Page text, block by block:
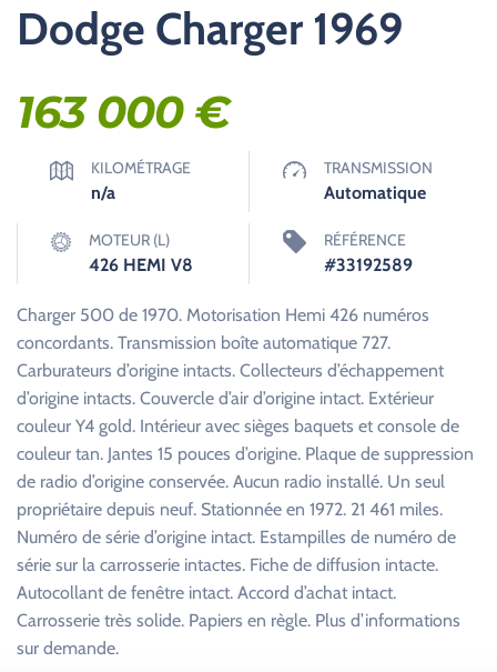
Dodge Charger 1969
163 000€
KILOMÉTRAGE
n/a
TRANSMISSION
Automatique
MOTEUR (L)
426 HEMI V8
RÉFÉRENCE
#33192589
Charger 500 de 1970. Motorisation Hemi 426 numéros
concordants. Transmission boîte automatique 727.
Carburateurs d’origine intacts. Collecteurs d’échappement
d’origine intacts. Couvercle d’air d’origine intact. Extérieur
couleur Y4 gold. Intérieur avec sièges baquets et console de
couleur tan. Jantes 15 pouces d’origine. Plaque de suppression
de radio d’origine conservée. Aucun radio installé. Un seul
propriétaire depuis neuf. Stationnée en 1972. 21 461 miles.
Numéro de série d’origine intact. Estampilles de numéro de
série sur la carrosserie intactes. Fiche de diffusion intacte.
Autocollant de fenêtre intact. Accord d’achat intact.
Carrosserie très solide. Papiers en règle. Plus d’informations
sur demande.